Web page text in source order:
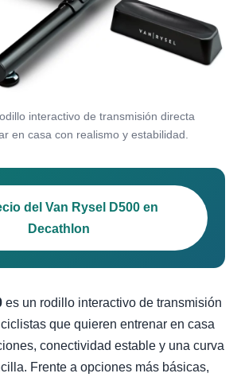
interactivo de transmisión directa
en casa con realismo y estabilidad.
del Van Rysel D500 en
Decathlon
es un rodillo interactivo de transmisión
que quieren entrenar en casa
conectividad estable y una curva
Frente a opciones más básicas,